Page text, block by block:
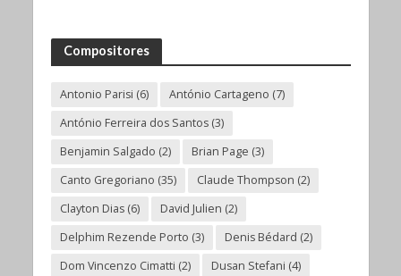
Compositores
Antonio Parisi (6) António Cartageno (7)
António Ferreira dos Santos(3)
Benjamin Salgado (2) Brian Page (3)
Canto Gregoriano (35) Claude Thompson (2)
Clayton Dias(6) David Julien (2)
Delphim Rezende Porto (3) Denis Bédard (2)
Dom Vincenzo Cimatti (2) Dusan Stefani (4)